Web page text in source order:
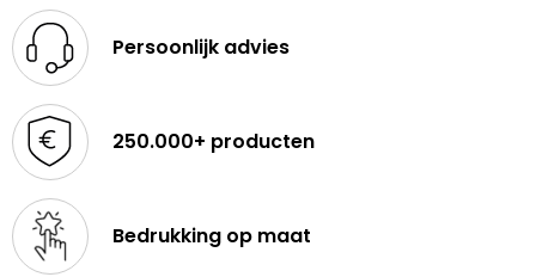
Persoonlijk advies
250.000+ producten
Bedrukking op maat